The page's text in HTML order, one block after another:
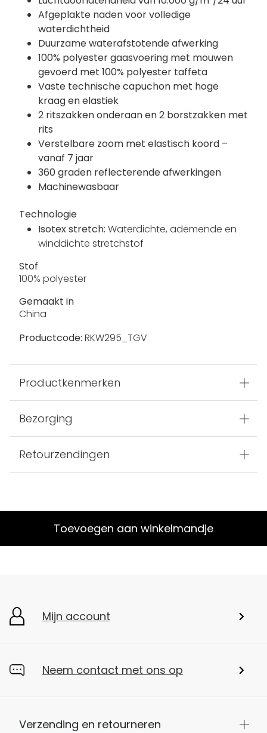
Afgeplakte naden voor volledige
waterdichtheid
Duurzame waterafstotende afwerking
100% polyester gaasvoering met mouwen
gevoerd met 100% polyester taffeta
Vaste technische capuchon met hoge
kraag en elastiek
2 ritszakken onderaan en 2 borstzakken met
rits
Verstelbare zoom met elastisch koord –
vanaf 7 jaar
360 graden reflecterende afwerkingen
Machinewasbaar
Technologie
Isotex stretch: Waterdichte, ademende en
winddichte stretchstof
Stof
100% polyester
Gemaakt in
China
Productcode: RKW295_TGV
Productkenmerken
Bezorging
Retourzendingen
Toevoegen aan winkelmandje
Mijn account
Neem contact met ons op
Verzending en retourneren